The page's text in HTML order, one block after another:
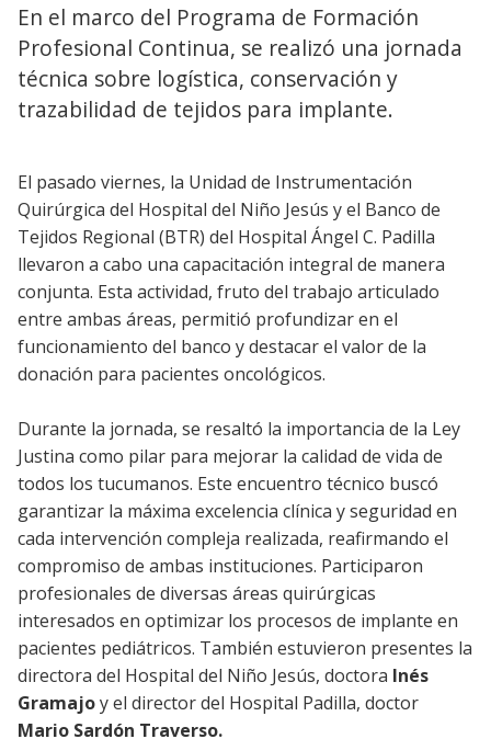
En el marco del Programa de Formación
Profesional Continua, se realizó una jornada
técnica sobre logística, conservación y
trazabilidad de tejidos para implante.
El pasado viernes, la Unidad de Instrumentación
Quirúrgica del Hospital del Niño Jesús y el Banco de
Tejidos Regional (BTR) del Hospital Ángel C. Padilla
llevaron a cabo una capacitación integral de manera
conjunta. Esta actividad, fruto del trabajo articulado
entre ambas áreas, permitió profundizar en el
funcionamiento del banco y destacar el valor de la
donación para pacientes oncológicos.
Durante la jornada, se resaltó la importancia de la Ley
Justina como pilar para mejorar la calidad de vida de
todos los tucumanos. Este encuentro técnico buscó
garantizar la máxima excelencia clínica y seguridad en
cada intervención compleja realizada, reafirmando el
compromiso de ambas instituciones. Participaron
profesionales de diversas áreas quirúrgicas
interesados en optimizar los procesos de implante en
pacientes pediátricos. También estuvieron presentes la
directora del Hospital del Niño Jesús, doctora Inés
Gramajoy el director del Hospital Padilla, doctor
Mario Sardón Traverso.